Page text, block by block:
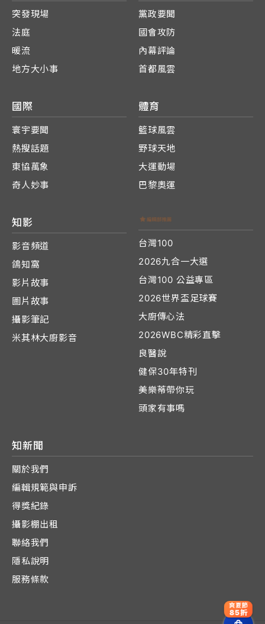
突發現場
法庭
暖流
地方大小事
黨政要聞
國會攻防
內幕評論
首都風雲
國際
寰宇要聞
熱搜話題
東協萬象
奇人妙事
體育
籃球風雲
野球天地
大運動場
巴黎奧運
知影
影音頻道
鴿知窩
影片故事
圖片故事
攝影筆記
米其林大廚影音
台灣100
2026九合一大選
台灣100 公益專區
2026世界盃足球賽
大廚傳心法
2026WBC精彩直擊
良醫說
健保30年特刊
美樂蒂帶你玩
頭家有事嗎
知新聞
關於我們
編輯規範與申訴
得獎紀錄
攝影棚出租
聯絡我們
隱私說明
服務條款
爽夏節
85折